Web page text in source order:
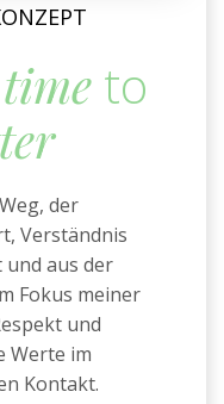
timeto
der
Verständnis
aus der
Fokus meiner
und
Werte im
Kontakt.